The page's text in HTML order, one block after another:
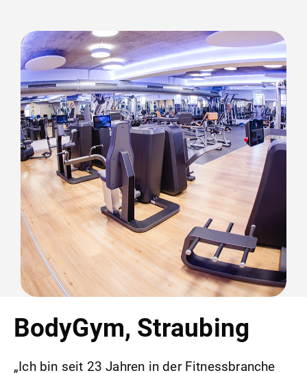
BodyGym, Straubing
„Ich bin seit 23 Jahren in der Fitnessbranche